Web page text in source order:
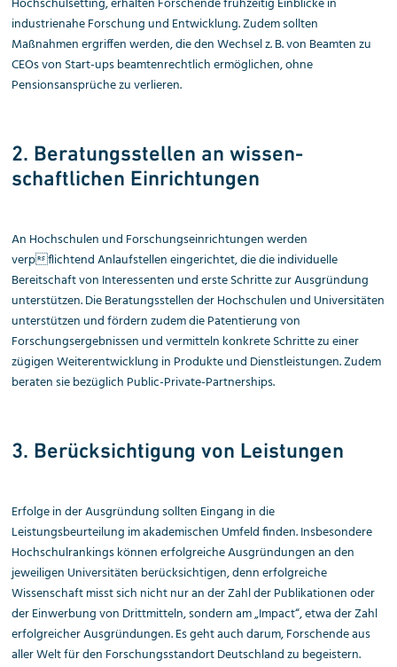
Hochschulsetting, erhalten Forschende frühzeitig Einblicke in
industrienahe Forschung und Entwicklung. Zudem sollten
Maßnahmen ergriffen werden, die den Wechsel z. B. von Beamten zu
CEOs von Start-ups beamtenrechtlich ermöglichen, ohne
Pensionsansprüche zu verlieren.
2. Beratungsstellen an wissen­
schaftlichen Einrichtungen
An Hochschulen und Forschungseinrichtungen werden
verpflichtend Anlaufstellen eingerichtet, die die individuelle
Bereitschaft von Interessenten und erste Schritte zur Ausgründung
unterstützen. Die Beratungsstellen der Hochschulen und Universitäten
unterstützen und fördern zudem die Patentierung von
Forschungsergebnissen und vermitteln konkrete Schritte zu einer
zügigen Weiterentwicklung in Produkte und Dienstleistungen. Zudem
beraten sie bezüglich Public-Private-Partnerships.
3. Berücksichtigung von Leistungen
Erfolge in der Ausgründung sollten Eingang in die
Leistungsbeurteilung im akademischen Umfeld finden. Insbesondere
Hochschulrankings können erfolgreiche Ausgründungen an den
jeweiligen Universitäten berücksichtigen, denn erfolgreiche
Wissenschaft misst sich nicht nur an der Zahl der Publikationen oder
der Einwerbung von Drittmitteln, sondern am „Impact“, etwa der Zahl
erfolgreicher Ausgründungen. Es geht auch darum, Forschende aus
aller Welt für den Forschungsstandort Deutschland zu begeistern.